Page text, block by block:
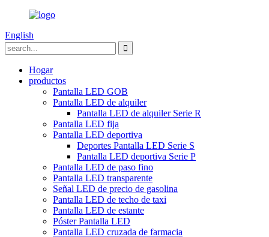
English
Hogar
productos
Pantalla LED GOB
Pantalla LED de alquiler
Pantalla LED de alquiler Serie R
Pantalla LED fija
Pantalla LED deportiva
Deportes Pantalla LED Serie S
Pantalla LED deportiva Serie P
Pantalla LED de paso fino
Pantalla LED transparente
Señal LED de precio de gasolina
Pantalla LED de techo de taxi
Pantalla LED de estante
Póster Pantalla LED
Pantalla LED cruzada de farmacia